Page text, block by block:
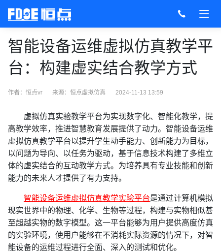
智能设备运维虚拟仿真教学平
台：构建虚实结合教学方式
作者：恒点vr 来源： 恒点虚拟仿真 2024-11-13 13:59
虚拟仿真实验教学平台为实现数字化、智能化教学，提
高教学效率，推进智慧教育发展提供了动力。智能设备运维
虚拟仿真教学平台以提升学生动手能力、创新能力为目标，
以问题为导向、以任务为驱动，基于信息技术构建了多维立
体的虚实结合的互动教学方式。为培养具有专业技能和创新
能力的未来人才提供了有力支持。
智能设备运维虚拟仿真教学实验平台是通过计算机模拟
现实世界中的物理、化学、生物等过程，构建与实物相似甚
至超越实物的数字模型。这一平台能够为用户提供高度仿真
的实验环境，使用户能够在不消耗实际资源的情况下，对智
能设备的运维过程进行全面、深入的测试和优化。